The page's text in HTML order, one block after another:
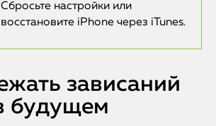
Сбросьте настройки или
восстановите iPhone через iTunes.
зависаний
будущем